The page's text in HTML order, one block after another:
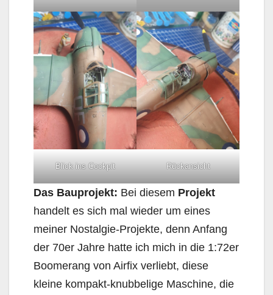
Blick ins Cockpit Rückansicht
Das Bauprojekt: Bei diesem Projekt
handelt es sich mal wieder um eines
meiner Nostalgie-Projekte, denn Anfang
der 70er Jahre hatte ich mich in die 1:72er
Boomerang von Airfix verliebt, diese
kleine kompakt-knubbelige Maschine, die